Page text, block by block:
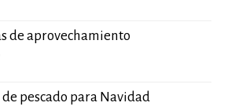
de aprovechamiento
de pescado para Navidad